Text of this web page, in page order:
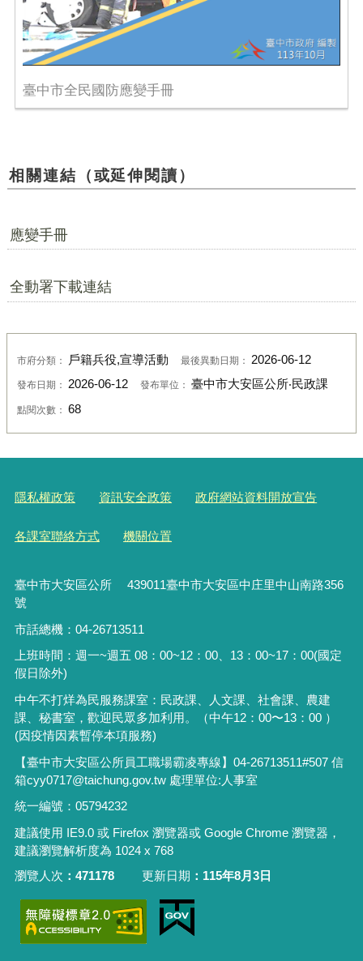
臺中市全民國防應變手冊
相關連結（或延伸閱讀）
應變手冊
全動署下載連結
市府分類： 戶籍兵役,宣導活動 最後異動日期： 2026-06-12
發布日期： 2026-06-12 發布單位： 臺中市大安區公所‧民政課
點閱次數： 68
隱私權政策 資訊安全政策 政府網站資料開放宣告
各課室聯絡方式 機關位置
臺中市大安區公所 439011臺中市大安區中庄里中山南路356
號
市話總機：04-26713511
上班時間：週一~週五 08：00~12：00、13：00~17：00(國定
假日除外)
中午不打烊為民服務課室：民政課、人文課、社會課、農建
課、秘書室，歡迎民眾多加利用。（中午12：00〜13：00 ）
(因疫情因素暫停本項服務)
【臺中市大安區公所員工職場霸凌專線】04-26713511#507 信
箱cyy0717@taichung.gov.tw 處理單位:人事室
統一編號：05794232
建議使用 IE9.0 或 Firefox 瀏覽器或 Google Chrome 瀏覽器，
建議瀏覽解析度為 1024 x 768
瀏覽人次
471178 更新日期 115年8月3日